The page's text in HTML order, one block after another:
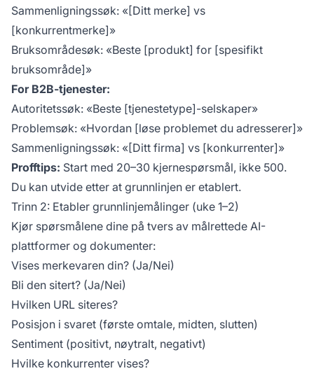
Sammenligningssøk: «[Ditt merke] vs
[konkurrentmerke]»
Bruksområdesøk: «Beste [produkt] for [spesifikt
bruksområde]»
For B2B-tjenester:
Autoritetssøk: «Beste [tjenestetype]-selskaper»
Problemsøk: «Hvordan [løse problemet du adresserer]»
Sammenligningssøk: «[Ditt firma] vs [konkurrenter]»
Profftips: Start med 20–30 kjernespørsmål, ikke 500.
Du kan utvide etter at grunnlinjen er etablert.
Trinn 2: Etabler grunnlinjemålinger (uke 1–2)
Kjør spørsmålene dine på tvers av målrettede AI-
plattformer og dokumenter:
Vises merkevaren din? (Ja/Nei)
Bli den sitert? (Ja/Nei)
Hvilken URL siteres?
Posisjon i svaret (første omtale, midten, slutten)
Sentiment (positivt, nøytralt, negativt)
Hvilke konkurrenter vises?